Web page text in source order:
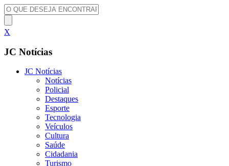
X
JC Notícias
JC Notícias
Notícias
Policial
Destaques
Esporte
Tecnologia
Veículos
Cultura
Saúde
Cidadania
Turismo